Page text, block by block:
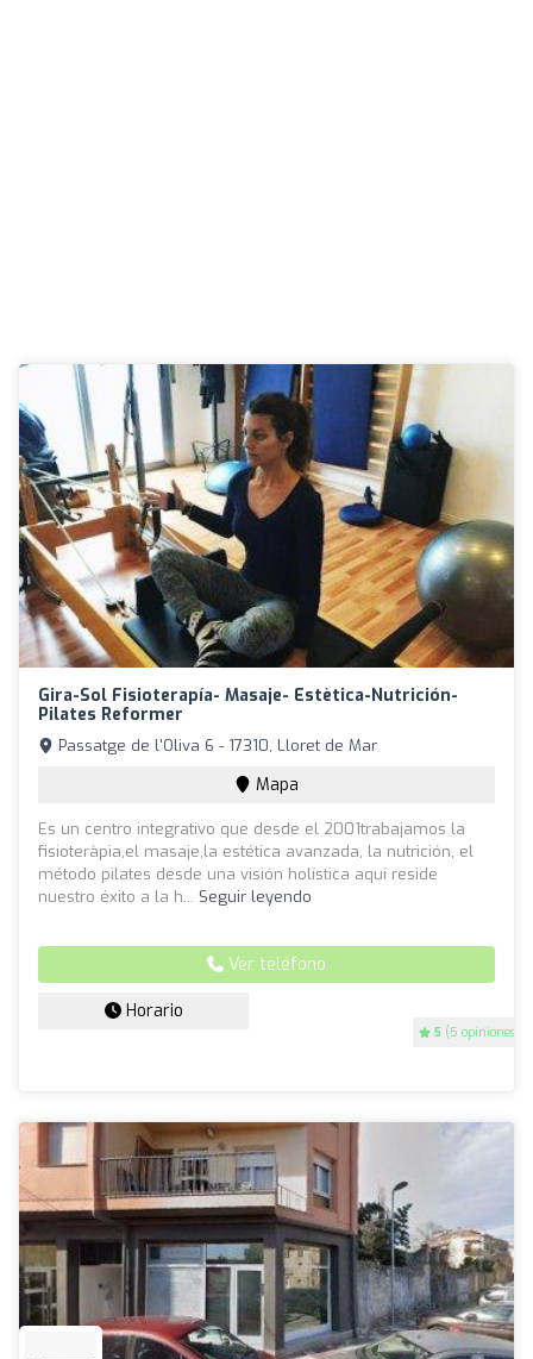
Gira-Sol Fisioterapía- Masaje- Estètica-Nutrición-
Pilates Reformer
5 (5 opiniones)
Passatge de l'Oliva 6 - 17310, Lloret de Mar
Mapa
Es un centro integrativo que desde el 2001trabajamos la
fisioteràpia,el masaje,la estética avanzada, la nutrición, el
método pilates desde una visión holística aquí reside
nuestro éxito a la h... Seguir leyendo
Ver teléfono
Horario